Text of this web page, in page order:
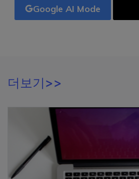
Google AI Mode
더보기>>